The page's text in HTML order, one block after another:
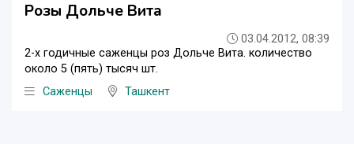
Розы Дольче Вита
03.04.2012, 08:39
2-х годичные саженцы роз Дольче Вита. количество
около 5 (пять) тысяч шт.
Саженцы
Ташкент